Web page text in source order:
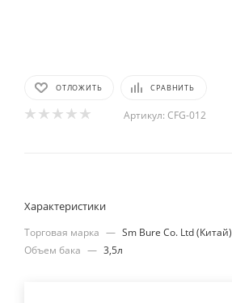
ОТЛОЖИТЬ СРАВНИТЬ
Артикул: CFG-012
Характеристики
Торговая марка — Sm Bure Co. Ltd (Китай)
Объем бака — 3,5л